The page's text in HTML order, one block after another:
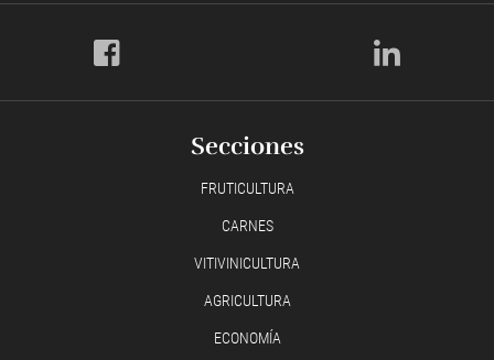
Secciones
FRUTICULTURA
CARNES
VITIVINICULTURA
AGRICULTURA
ECONOMÍA